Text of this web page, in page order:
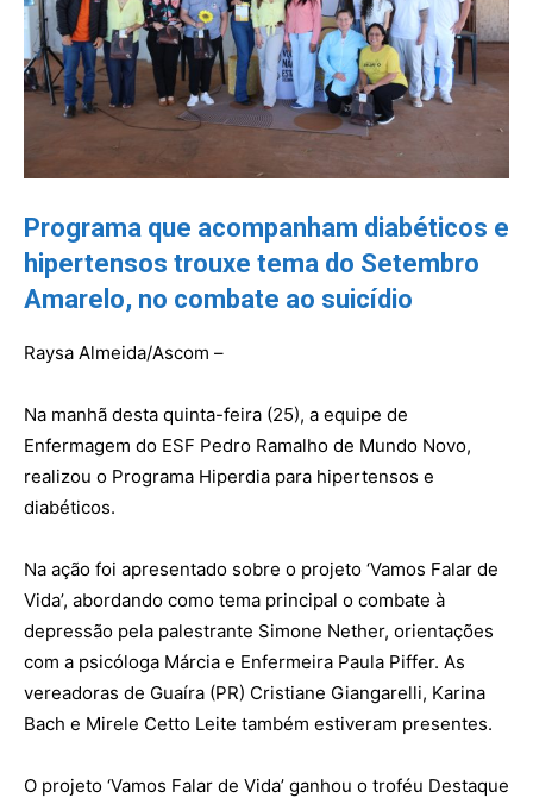
Programa que acompanham diabéticos e
hipertensos trouxe tema do Setembro
Amarelo, no combate ao suicídio
Raysa Almeida/Ascom –
Na manhã desta quinta-feira (25), a equipe de
Enfermagem do ESF Pedro Ramalho de Mundo Novo,
realizou o Programa Hiperdia para hipertensos e
diabéticos.
Na ação foi apresentado sobre o projeto ‘Vamos Falar de
Vida’, abordando como tema principal o combate à
depressão pela palestrante Simone Nether, orientações
com a psicóloga Márcia e Enfermeira Paula Piffer. As
vereadoras de Guaíra (PR) Cristiane Giangarelli, Karina
Bach e Mirele Cetto Leite também estiveram presentes.
O projeto ‘Vamos Falar de Vida’ ganhou o troféu Destaque